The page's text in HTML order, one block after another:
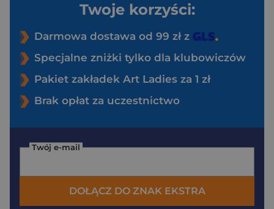
Twoje korzyści:
Darmowa dostawa od 99 zł z
Specjalne zniżki tylko dla klubowiczów
Pakiet zakładek Art Ladies za 1 zł
Brak opłat za uczestnictwo
Twój e-mail
DOŁĄCZ DO ZNAK EKSTRA